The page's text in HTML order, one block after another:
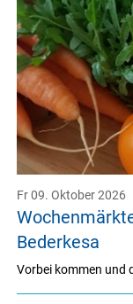
Bederkesa
Fr 09. Oktober 2026
Vorbei kommen und